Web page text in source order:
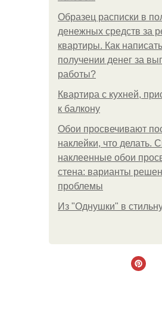
Образец расписки в
денежных средств за
квартиры. Как
получении денег за
работы?
Квартира с кухней,
к балкону
Обои просвечивают
наклейки, что делать.
наклеенные обои
стена: варианты
проблемы
Из "Однушки" в